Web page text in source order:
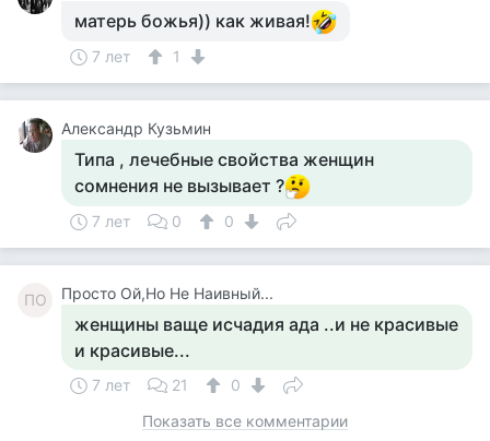
матерь божья)) как живая!
7 лет 1
Aлександр Кузьмин
Типа , лечебные свойства женщин
сомнения не вызывает ?
7 лет 0 0
ПО Просто Ой,Но Не Наивный...
женщины ваще исчадия ада ..и не красивые
и красивые...
7 лет 21
0
Показать все комментарии